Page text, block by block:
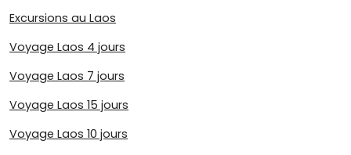
Excursions au Laos
Voyage Laos 4 jours
Voyage Laos 7 jours
Voyage Laos 15 jours
Voyage Laos 10 jours